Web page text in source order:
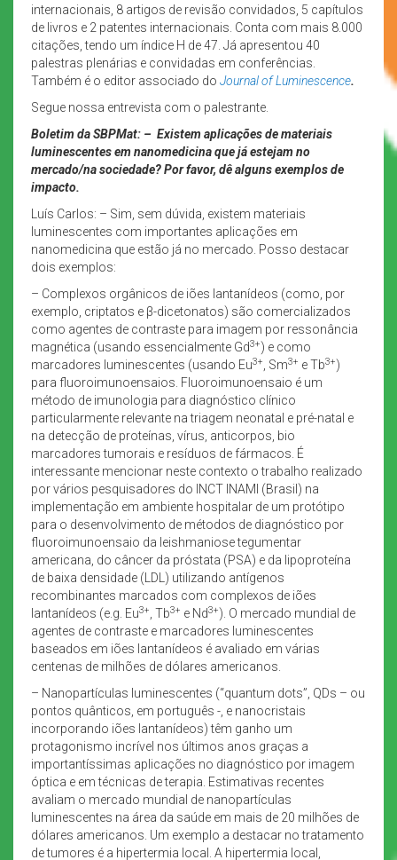
internacionais, 8 artigos de revisão convidados, 5 capítulos
de livros e 2 patentes internacionais. Conta com mais 8.000
citações, tendo um índice H de 47. Já apresentou 40
palestras plenárias e convidadas em conferências.
Também é o editor associado do Journal of Luminescence.
Segue nossa entrevista com o palestrante.
Boletim da SBPMat: – Existem aplicações de materiais
luminescentes em nanomedicina que já estejam no
mercado/na sociedade? Por favor, dê alguns exemplos de
impacto.
Luís Carlos: – Sim, sem dúvida, existem materiais
luminescentes com importantes aplicações em
nanomedicina que estão já no mercado. Posso destacar
dois exemplos:
– Complexos orgânicos de iões lantanídeos (como, por
exemplo, criptatos e β-dicetonatos) são comercializados
como agentes de contraste para imagem por ressonância
magnética (usando essencialmente Gd3+) e como
marcadores luminescentes (usando Eu3+ , Sm3+ e Tb3+)
para fluoroimunoensaios. Fluoroimunoensaio é um
método de imunologia para diagnóstico clínico
particularmente relevante na triagem neonatal e pré-natal e
na detecção de proteínas, vírus, anticorpos, bio
marcadores tumorais e resíduos de fármacos. É
interessante mencionar neste contexto o trabalho realizado
por vários pesquisadores do INCT INAMI (Brasil) na
implementação em ambiente hospitalar de um protótipo
para o desenvolvimento de métodos de diagnóstico por
fluoroimunoensaio da leishmaniose tegumentar
americana, do câncer da próstata (PSA) e da lipoproteína
de baixa densidade (LDL) utilizando antígenos
recombinantes marcados com complexos de iões
lantanídeos (e.g. Eu3+ , Tb3+ e Nd3+). O mercado mundial de
agentes de contraste e marcadores luminescentes
baseados em iões lantanídeos é avaliado em várias
centenas de milhões de dólares americanos.
– Nanopartículas luminescentes (“quantum dots”, QDs – ou
pontos quânticos, em português -, e nanocristais
incorporando iões lantanídeos) têm ganho um
protagonismo incrível nos últimos anos graças a
importantíssimas aplicações no diagnóstico por imagem
óptica e em técnicas de terapia. Estimativas recentes
avaliam o mercado mundial de nanopartículas
luminescentes na área da saúde em mais de 20 milhões de
dólares americanos. Um exemplo a destacar no tratamento
de tumores é a hipertermia local. A hipertermia local,